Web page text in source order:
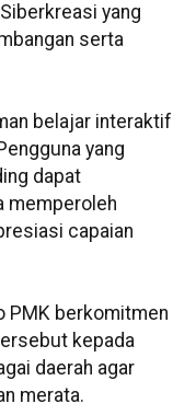
yang
serta
belajar interaktif
yang
dapat
memperoleh
capaian
PMK berkomitmen
kepada
daerah agar
merata.